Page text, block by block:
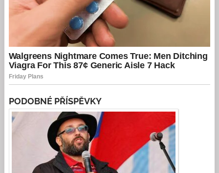
PODOBNÉ PŘÍSPĚVKY